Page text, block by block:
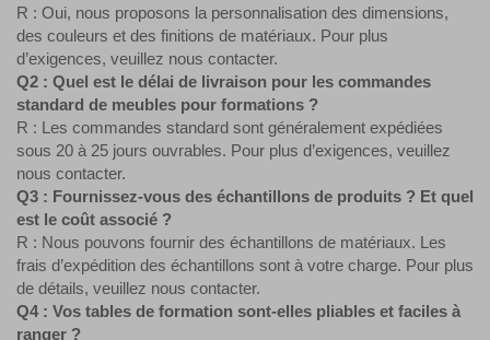
R : Oui, nous proposons la personnalisation des dimensions,
des couleurs et des finitions de matériaux. Pour plus
d’exigences, veuillez nous contacter.
Q2 : Quel est le délai de livraison pour les commandes
standard de meubles pour formations ?
R : Les commandes standard sont généralement expédiées
sous 20 à 25 jours ouvrables. Pour plus d’exigences, veuillez
nous contacter.
Q3 : Fournissez-vous des échantillons de produits ? Et quel
est le coût associé ?
R : Nous pouvons fournir des échantillons de matériaux. Les
frais d’expédition des échantillons sont à votre charge. Pour plus
de détails, veuillez nous contacter.
Q4 : Vos tables de formation sont-elles pliables et faciles à
ranger ?